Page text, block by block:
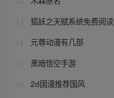
13 狐妖之天赋系统免费阅读
14 元尊动漫有几部
15 黑暗悟空手游
16 2d国漫推荐国风